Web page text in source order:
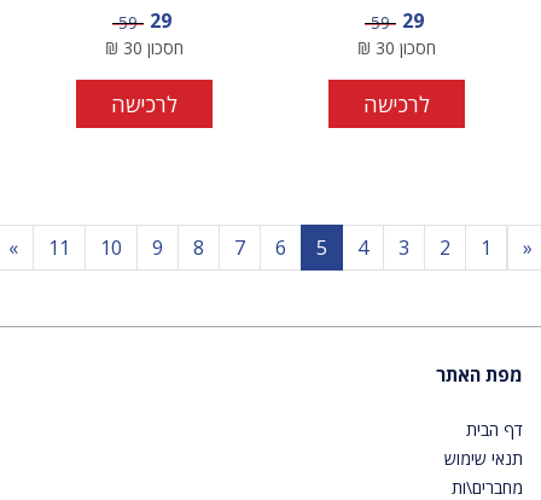
מחיר מבצע
29 מחיר
59
חסכון 30
₪
לרכישה
מחיר מבצע
29 מחיר
59
חסכון 30
₪
לרכישה
«
Previous
1
2
3
4
5
6
7
8
9
10
11
»
מפת האתר
דף הבית
תנאי שימוש
מחברים\ות